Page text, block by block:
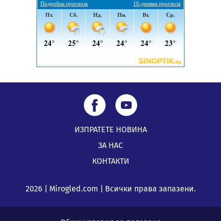
Перник Мартин Жлябинков обходиха здравни
заведения в Перник
05.08.2026, 09:06
ИЗПРАТЕТЕ НОВИНА
ЗА НАС
КОНТАКТИ
2026 | Mirogled.com | Всички права запазени.